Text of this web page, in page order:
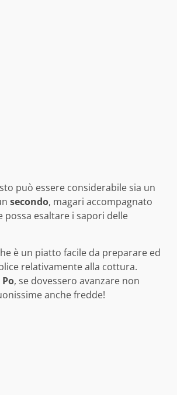
può essere considerabile sia un
secondo, magari accompagnato
possa esaltare i sapori delle
è un piatto facile da preparare ed
relativamente alla cottura.
Po, se dovessero avanzare non
anche fredde!